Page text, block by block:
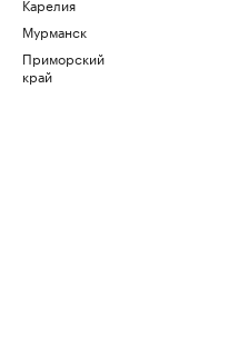
Мурманск
Приморский
край